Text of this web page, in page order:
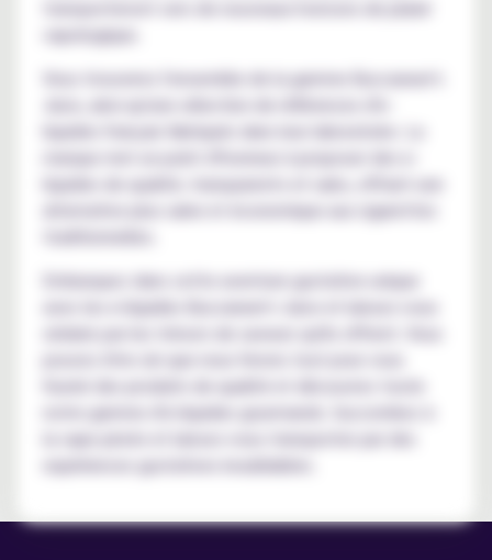
transporteront vers de nouveaux horizons de plaisir
vapologique.
Vous trouverez l'ensemble de la gamme Buccaneer's
liquides français fabriqués dans leur laboratoire. La
liquides de qualité, transparents et sains, offrant une
alternative plus saine et économique aux cigarettes
Embarquez dans cette aventure gustative unique
fournir des produits de qualité et découvrez toute
notre gamme d'e-liquides gourmands. Succombez à
la vape pirate et laissez-vous transporter par des
expériences gustatives inoubliables.